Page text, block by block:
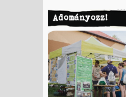
Adományozz!